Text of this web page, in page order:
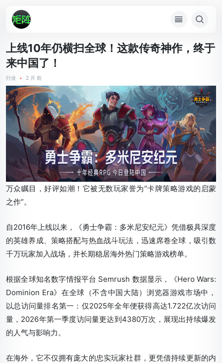
上线10年仍横扫全球！这款传奇神作，终于
来中国了！
行业 • 2 月 前
万众瞩目，好评如潮！ 它被无数玩家誉为“卡牌策略游戏的启蒙
之作”。
自2016年上线以来， 《勇士争霸：多米尼安纪元》 凭借极具深度
的英雄养成、策略搭配与热血战斗玩法，迅速席卷全球，吸引数
千万玩家加入战场，并长期稳居海外热门策略游戏榜单。
根据全球知名数字情报平台 Semrush 数据显示，《Hero Wars:
Dominion Era》在全球（不含中国大陆）浏览器游戏市场中，
以总访问量排名第一：仅2025年全年便获得高达1.722亿次访问
量，2026年第一季度访问量更达到4380万次，展现出持续爆发
的人气与影响力。
在海外，它不仅拥有庞大的忠实玩家社群，更凭借持续更新的内